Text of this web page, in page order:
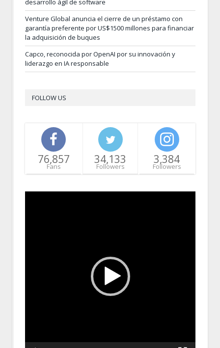
desarrollo ágil de software
Venture Global anuncia el cierre de un préstamo con
garantía preferente por US$1500 millones para financiar
la adquisición de buques
Capco, reconocida por OpenAI por su innovación y
liderazgo en IA responsable
FOLLOW US
76,857
Fans
34,133
Followers
3,384
Followers